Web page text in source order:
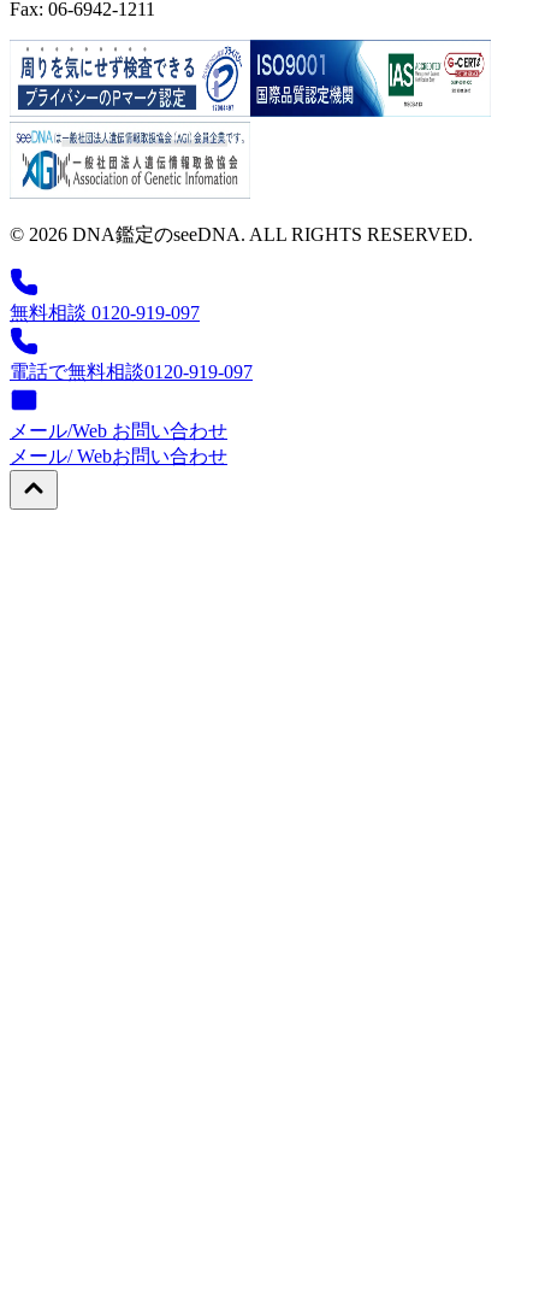
Fax: 06-6942-1211
© 2026 DNA鑑定のseeDNA. ALL RIGHTS RESERVED.
無料相談 0120-919-097
電話で無料相談0120-919-097
メール/Web お問い合わせ
メール/ Webお問い合わせ